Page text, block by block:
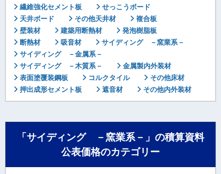
繊維強化セメント板
せっこうボード
天井ボード
その他天井材
複合板
壁装材
建築用断熱材
発泡樹脂板
断熱材
吸音材
サイディング －窯業系－
サイディング －金属系－
サイディング －木質系－
金属製内外装材
表面塗覆装鋼板
コルクタイル
その他床材
押出成形セメント板
遮音材 その他内外装材
「サイディング －窯業系－」の積算資料
公表価格のカテゴリー